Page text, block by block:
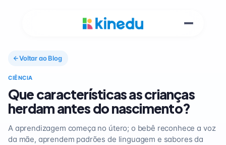
Voltar ao Blog
CIÊNCIA
Que características as crianças
herdam antes do nascimento?
A aprendizagem começa no útero; o bebê reconhece a voz
da mãe, aprendem padrões de linguagem e sabores da